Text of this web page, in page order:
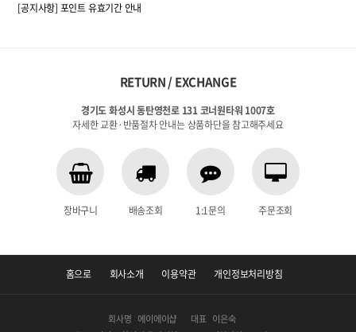
[공지사항] 포인트 유효기간 안내
RETURN / EXCHANGE
경기도 화성시 동탄영천로 131 코너원타워 1007호
자세한 교환·반품절차 안내는 상품하단을 참고해주세요
장바구니 배송조회 1:1문의 주문조회
홈으로 회사소개 이용약관 개인정보처리방침
회사명 에이에이샵 대표 이은숙